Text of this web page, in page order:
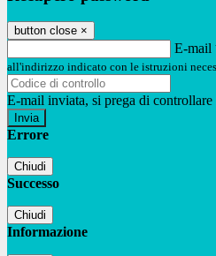
button close ×
E-mail
all'indirizzo indicato con le istruzioni
E-mail inviata, si prega di controllare
Errore
Chiudi
Successo
Chiudi
Informazione